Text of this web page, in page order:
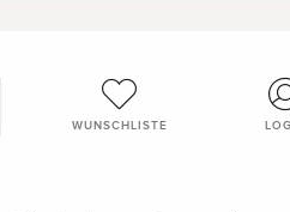
WUNSCHLISTE